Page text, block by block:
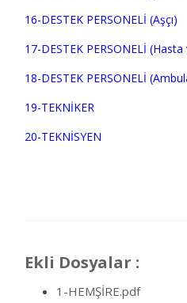
16-DESTEK PERSONELİ (Aşçı)
17-DESTEK PERSONELİ (Hasta
18-DESTEK PERSONELİ
19-TEKNİKER
20-TEKNİSYEN
Ekli Dosyalar :
1-HEMŞİRE.pdf